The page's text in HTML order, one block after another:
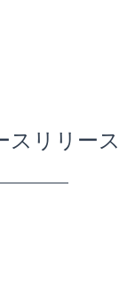
スリリース